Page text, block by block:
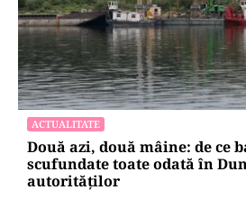
ACTUALITATE
Două azi, două mâine: de ce
scufundate toate odată în
autorităților